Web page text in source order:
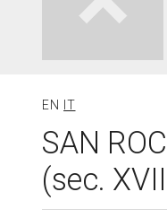
EN IT
SAN
(sec.